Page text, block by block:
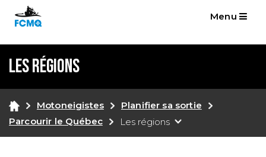
Menu
Les régions
Motoneigistes
Planifier sa sortie
Parcourir le Québec
Les régions